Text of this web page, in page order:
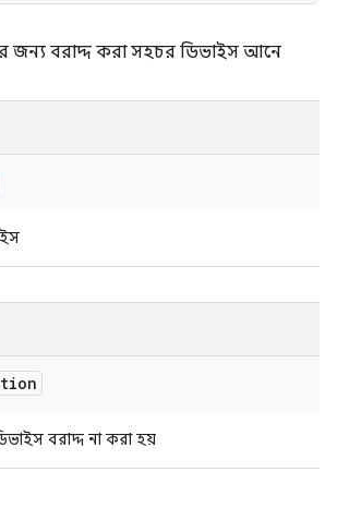
জন্য বরাদ্দ করা সহচর ডিভাইস আনে
বরাদ্দ না করা হয়